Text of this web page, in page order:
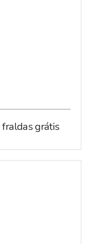
fraldas grátis